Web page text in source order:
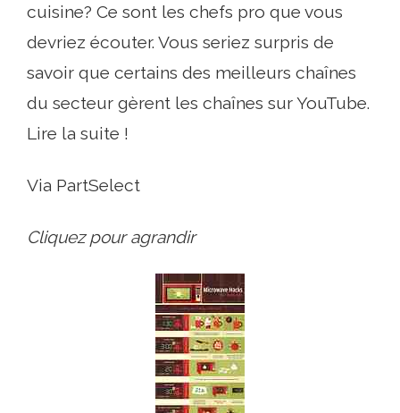
cuisine? Ce sont les chefs pro que vous
devriez écouter. Vous seriez surpris de
savoir que certains des meilleurs chaînes
du secteur gèrent les chaînes sur YouTube.
Lire la suite !
Via PartSelect
Cliquez pour agrandir